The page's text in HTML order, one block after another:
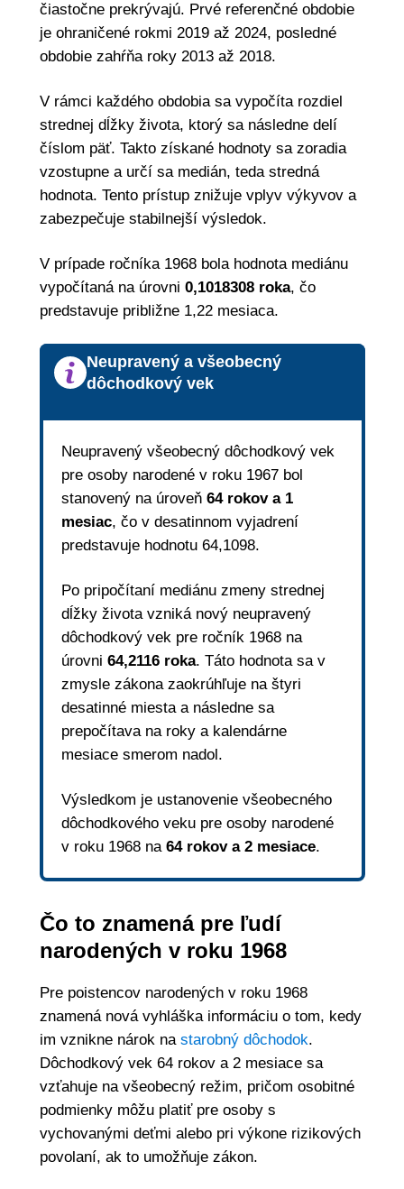
čiastočne prekrývajú. Prvé referenčné obdobie
je ohraničené rokmi 2019 až 2024, posledné
obdobie zahŕňa roky 2013 až 2018.
V rámci každého obdobia sa vypočíta rozdiel
strednej dĺžky života, ktorý sa následne delí
číslom päť. Takto získané hodnoty sa zoradia
vzostupne a určí sa medián, teda stredná
hodnota. Tento prístup znižuje vplyv výkyvov a
zabezpečuje stabilnejší výsledok.
V prípade ročníka 1968 bola hodnota mediánu
vypočítaná na úrovni 0,1018308 roka, čo
predstavuje približne 1,22 mesiaca.
Neupravený a všeobecný
dôchodkový vek
Neupravený všeobecný dôchodkový vek
pre osoby narodené v roku 1967 bol
stanovený na úroveň 64 rokov a 1
mesiac, čo v desatinnom vyjadrení
predstavuje hodnotu 64,1098.
Po pripočítaní mediánu zmeny strednej
dĺžky života vzniká nový neupravený
dôchodkový vek pre ročník 1968 na
úrovni 64,2116 roka. Táto hodnota sa v
zmysle zákona zaokrúhľuje na štyri
desatinné miesta a následne sa
prepočítava na roky a kalendárne
mesiace smerom nadol.
Výsledkom je ustanovenie všeobecného
dôchodkového veku pre osoby narodené
v roku 1968 na 64 rokov a 2 mesiace.
Čo to znamená pre ľudí
narodených v roku 1968
Pre poistencov narodených v roku 1968
znamená nová vyhláška informáciu o tom, kedy
im vznikne nárok na starobný dôchodok.
Dôchodkový vek 64 rokov a 2 mesiace sa
vzťahuje na všeobecný režim, pričom osobitné
podmienky môžu platiť pre osoby s
vychovanými deťmi alebo pri výkone rizikových
povolaní, ak to umožňuje zákon.